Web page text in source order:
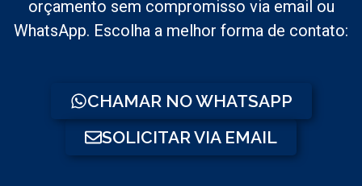
orçamento sem compromisso via email ou
WhatsApp. Escolha a melhor forma de contato:
CHAMAR NO WHATSAPP
SOLICITAR VIA EMAIL